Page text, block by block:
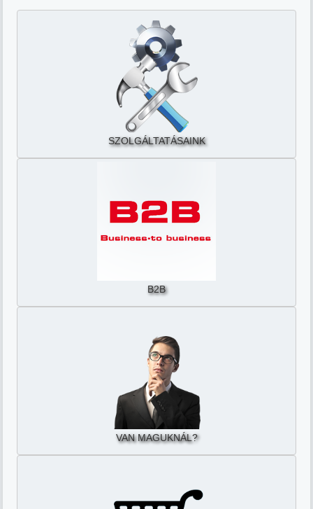
SZOLGÁLTATÁSAINK
B2B
VAN MAGUKNÁL?